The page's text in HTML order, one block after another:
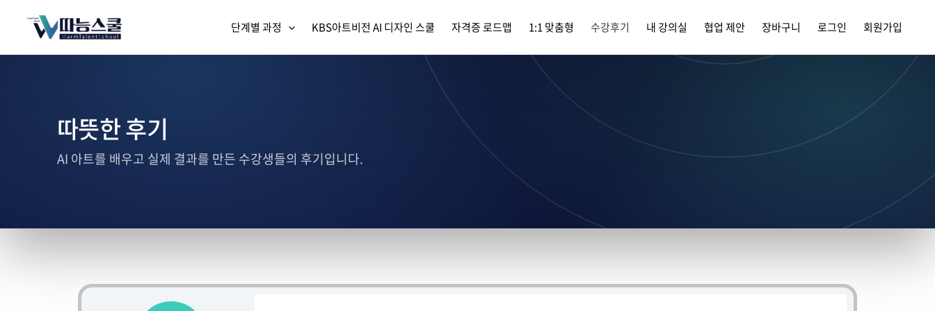
단계별 과정 KBS아트비전 AI 디자인 스쿨 자격증 로드맵 1:1 맞춤형 수강후기 내 강의실 협업 제안 장바구니 로그인 회원가입
따뜻한 후기
AI 아트를 배우고 실제 결과를 만든 수강생들의 후기입니다.